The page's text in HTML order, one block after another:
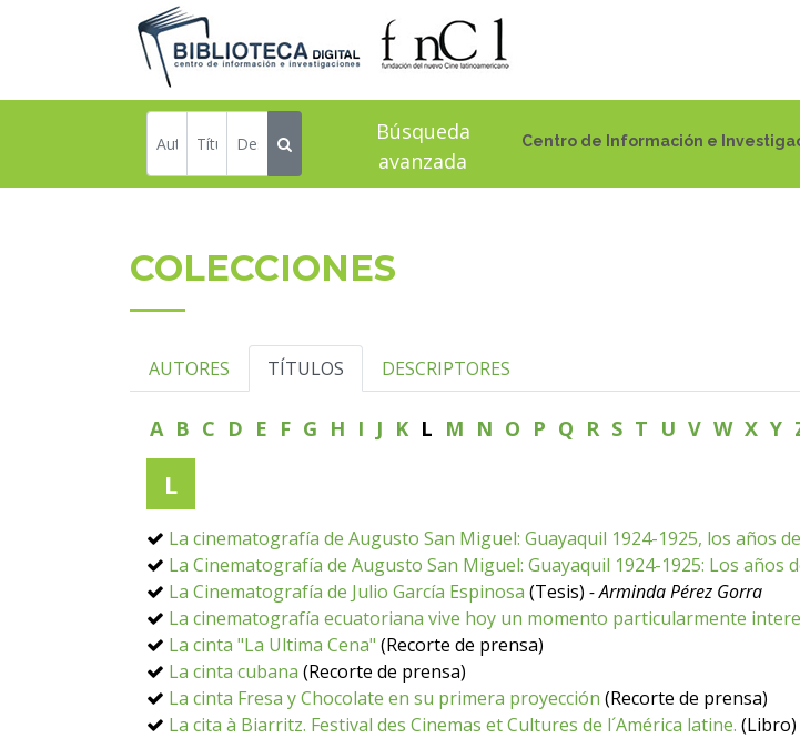
Centro de Información e
Búsqueda
avanzada
COLECCIONES
AUTORES TÍTULOS DESCRIPTORES
A B C D E F G H I J K L M N O P Q R S T U V W X Y
L
La cinematografía de Augusto San Miguel: Guayaquil 1924-1925, los años
La Cinematografía de Augusto San Miguel: Guayaquil 1924-1925: Los años
La Cinematografía de Julio García Espinosa (Tesis) - Arminda Pérez Gorra
La cinematografía ecuatoriana vive hoy un momento particularmente
La cinta "La Ultima Cena" (Recorte de prensa)
La cinta cubana (Recorte de prensa)
La cinta Fresa y Chocolate en su primera proyección (Recorte de prensa)
La cita à Biarritz. Festival des Cinemas et Cultures de l´América latine. (Libro)